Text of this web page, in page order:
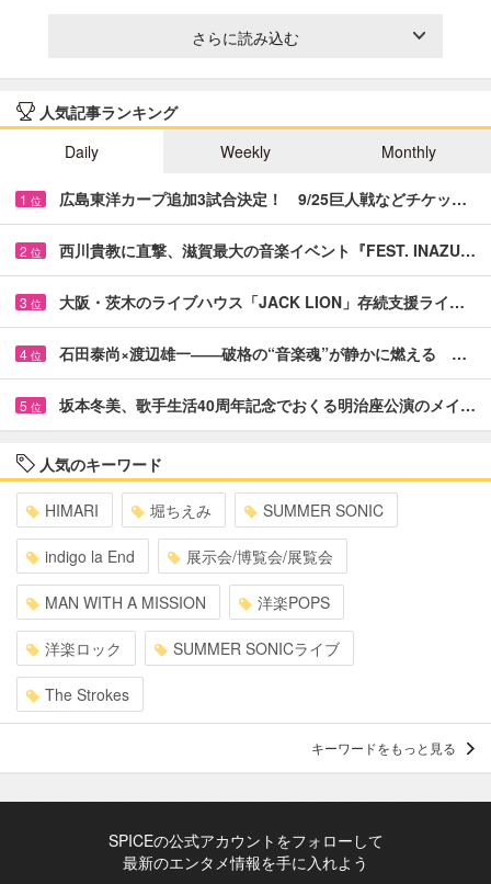
さらに読み込む
人気記事ランキング
Daily
Weekly Monthly
1 位 広島東洋カープ追加3試合決定！ 9/25巨人戦などチケッ…
2 位 西川貴教に直撃、滋賀最大の音楽イベント『FEST. INAZU…
3 位 大阪・茨木のライブハウス「JACK LION」存続支援ライ…
4 位 石田泰尚×渡辺雄一――破格の“音楽魂”が静かに燃える …
5 位 坂本冬美、歌手生活40周年記念でおくる明治座公演のメイ…
人気のキーワード
HIMARI 堀ちえみ SUMMER SONIC
indigo la End 展示会/博覧会/展覧会
MAN WITH A MISSION 洋楽POPS
洋楽ロック SUMMER SONICライブ
The Strokes
キーワードをもっと見る
SPICEの公式アカウントをフォローして
最新のエンタメ情報を手に入れよう